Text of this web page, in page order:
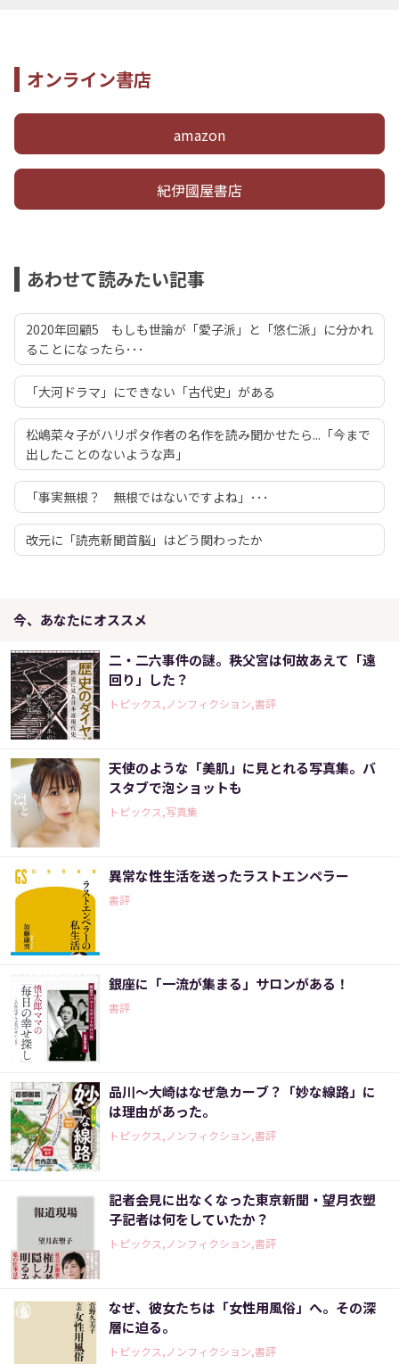
オンライン書店
amazon
紀伊國屋書店
あわせて読みたい記事
2020年回顧5 もしも世論が「愛子派」と「悠仁派」に分かれ
ることになったら･･･
「大河ドラマ」にできない「古代史」がある
松嶋菜々子がハリポタ作者の名作を読み聞かせたら...「今まで
出したことのないような声」
「事実無根？ 無根ではないですよね」･･･
改元に「読売新聞首脳」はどう関わったか
今、あなたにオススメ
二・二六事件の謎。秩父宮は何故あえて「遠
回り」した？
トピックス,ノンフィクション,書評
天使のような「美肌」に見とれる写真集。バ
スタブで泡ショットも
トピックス,写真集
異常な性生活を送ったラストエンペラー
書評
銀座に「一流が集まる」サロンがある！
書評
品川～大崎はなぜ急カーブ？「妙な線路」に
は理由があった。
トピックス,ノンフィクション,書評
記者会見に出なくなった東京新聞・望月衣塑
子記者は何をしていたか？
トピックス,ノンフィクション,書評
なぜ、彼女たちは「女性用風俗」へ。その深
層に迫る。
トピックス,ノンフィクション,書評